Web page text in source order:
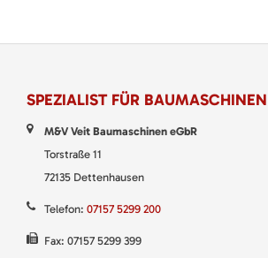
SPEZIALIST FÜR BAUMASCHINEN
M&V Veit Baumaschinen eGbR
Torstraße 11
72135 Dettenhausen
Telefon: 07157 5299 200
Fax: 07157 5299 399